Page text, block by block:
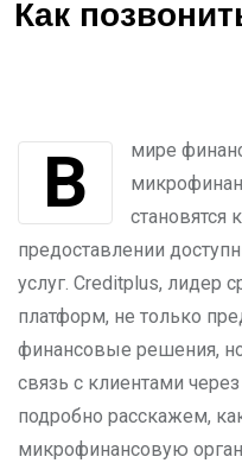
Как
В мире финансовых технологий
предоставлении
услуг. Creditplus, лидер
платформ, не только
финансовые решения,
связь с клиентами
подробно расскажем,
микрофинансовую